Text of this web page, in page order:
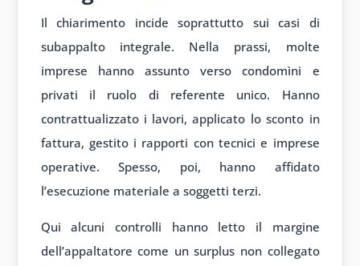
Il chiarimento incide soprattutto sui casi di
subappalto integrale. Nella prassi, molte
imprese hanno assunto verso condomìni e
privati il ruolo di referente unico. Hanno
contrattualizzato i lavori, applicato lo sconto in
fattura, gestito i rapporti con tecnici e imprese
operative. Spesso, poi, hanno affidato
l’esecuzione materiale a soggetti terzi.
Qui alcuni controlli hanno letto il margine
dell’appaltatore come un surplus non collegato